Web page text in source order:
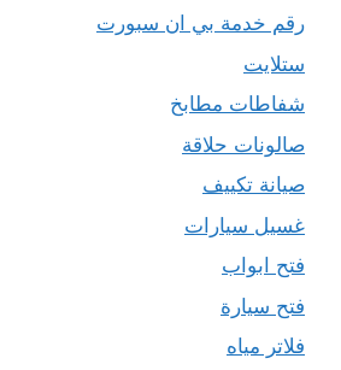
رقم خدمة بي ان سبورت
ستلايت
شفاطات مطابخ
صالونات حلاقة
صيانة تكييف
غسيل سيارات
فتح ابواب
فتح سيارة
فلاتر مياه